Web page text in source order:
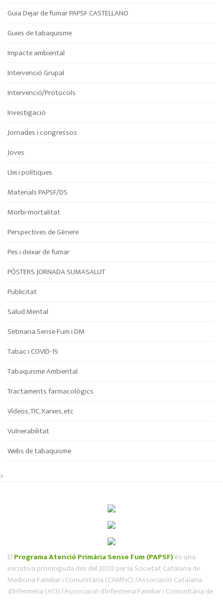
Guia Dejar de fumar PAPSF CASTELLANO
Guies de tabaquisme
Impacte ambiental
Intervenció Grupal
Intervenció/Protocols
Investigació
Jornades i congressos
Joves
Llei i polítiques
Materials PAPSF/DS
Morbi-mortalitat
Perspectives de Gènere
Pes i deixar de fumar
PÒSTERS JORNADA SUMASALUT
Publicitat
Salud Mental
Setmana Sense Fum i DM
Tabac i COVID-19
Tabaquisme Ambiental
Tractaments farmacològics
Vídeos, TIC, Xarxes, etc
Vulnerabilitat
Webs de tabaquisme
>
El Programa Atenció Primària Sense Fum (PAPSF) és una
iniciativa promoguda des del 2002 per la Societat Catalana de
Medicina Familiar i Comunitària (CAMFiC), l‘Associació Catalana
d’Infermeria (ACI), l’Associació d’Infermeria Familiar i Comunitària de